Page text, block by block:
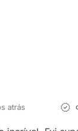
atrás